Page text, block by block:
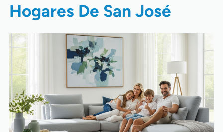
Hogares De San José